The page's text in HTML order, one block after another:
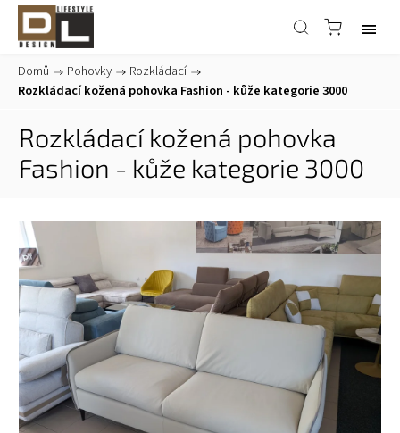
Domů / Pohovky / Rozkládací /
Rozkládací kožená pohovka Fashion - kůže kategorie 3000
Rozkládací kožená pohovka
Fashion - kůže kategorie 3000